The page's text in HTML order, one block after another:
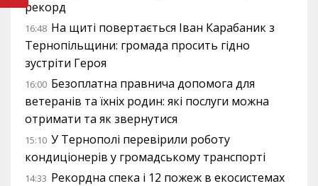
рекорд
16:48 На щиті повертається Іван Карабаник з
Тернопільщини: громада просить гідно
зустріти Героя
16:00 Безоплатна правнича допомога для
ветеранів та їхніх родин: які послуги можна
отримати та як звернутися
15:10 У Тернополі перевірили роботу
кондиціонерів у громадському транспорті
14:33 Рекордна спека і 12 пожеж в екосистемах